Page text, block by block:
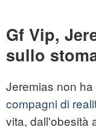
Gf Vip,
sullo
Jeremias non
compagni di
vita, dall'obesità